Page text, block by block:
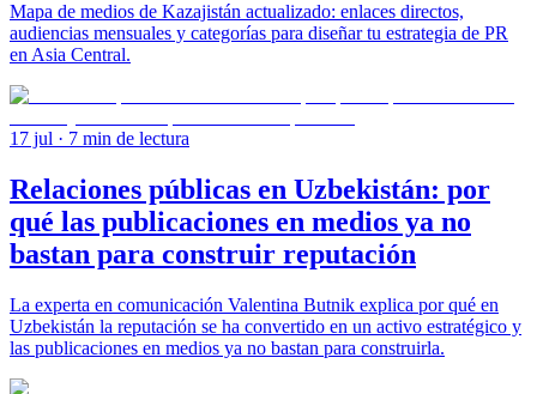
Mapa de medios de Kazajistán actualizado: enlaces directos,
audiencias mensuales y categorías para diseñar tu estrategia de PR
en Asia Central.
17 jul · 7 min de lectura
Relaciones públicas en Uzbekistán: por
qué las publicaciones en medios ya no
bastan para construir reputación
La experta en comunicación Valentina Butnik explica por qué en
Uzbekistán la reputación se ha convertido en un activo estratégico y
las publicaciones en medios ya no bastan para construirla.